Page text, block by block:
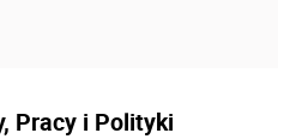
Pracy i Polityki